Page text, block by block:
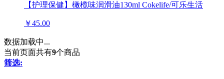
【护理保健】橄榄味润滑油130ml Cokelife/可乐生活
￥45.00
数据加载中...
当前页面共有9个商品
筛选: